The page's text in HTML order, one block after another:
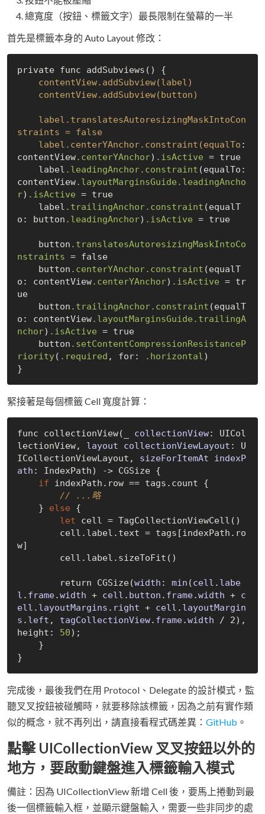
總寬度（按鈕、標籤文字）最長限制在螢幕的一半
首先是標籤本身的 Auto Layout 修改：
private func addSubviews() {
contentView.addSubview(label)
straints = false
    label.centerYAnchor.constraint(equalTo
:
contentView.centerYAnchor) .isActive = true
    label
.leadingAnchor.constraint (equalTo:
contentView.layoutMarginsGuide .leadingAncho
r) .isActive = true
    label
.trailingAnchor.constraint (equalT
o: button .leadingAnchor) .isActive = true
    button
.translatesAutoresizingMaskIntoCo
nstraints = false
    button
.centerYAnchor.constraint (equalT
o: contentView.centerYAnchor) .isActive = tr
ue
    button
.trailingAnchor.constraint (equalT
o: contentView.layoutMarginsGuide .trailingA
nchor) .isActive = true
    button
.setContentCompressionResistanceP
riority( .required , for: .horizontal)
緊接著是每個標籤 Cell 寬度計算：
func collectionView( collectionView: UICol
lectionView, layout collectionViewLayout : U
ICollectionViewLayout, sizeForItemAt
indexP
ath : IndexPath)
-> CGSize {
if indexPath.row == tags.count {
// ...略
    }
else {
let cell = TagCollectionViewCell()
        cell.label.text = tags
[indexPath . ro
w]
        cell.label.size
ToFit()
        return
CGSize(width : min (cell . labe
l . frame.width + cell . button . frame.width + c
ell . layoutMargins . right + cell . layoutMargin
s . left , tagCollectionView. frame.width / 2) ,
height: 50);
完成後，最後我們在用 Protocol、Delegate 的設計模式，監
聽叉叉按鈕被碰觸時，就要移除該標籤，因為之前有實作類
似的概念，就不再列出，請直接看程式碼差異： GitHub 。
點擊 UICollectionView 叉叉按鈕以外的
地方，要啟動鍵盤進入標籤輸入模式
備註：因為 UICollectionView 新增 Cell 後，要馬上捲動到最
後一個標籤輸入框，並顯示鍵盤輸入，需要一些非同步的處